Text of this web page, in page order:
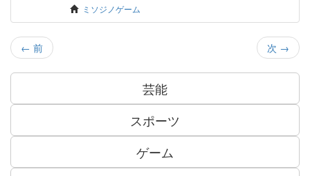
ミソジノゲーム
← 前 次 →
芸能
スポーツ
ゲーム